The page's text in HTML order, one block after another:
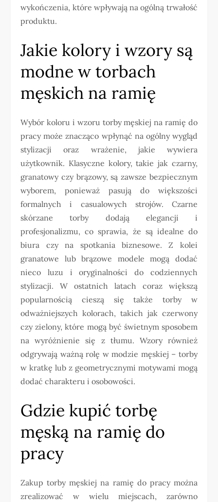
wykończenia, które wpływają na ogólną trwałość
produktu.
Jakie kolory i wzory są
modne w torbach
męskich na ramię
Wybór koloru i wzoru torby męskiej na ramię do
pracy może znacząco wpłynąć na ogólny wygląd
stylizacji oraz wrażenie, jakie wywiera
użytkownik. Klasyczne kolory, takie jak czarny,
granatowy czy brązowy, są zawsze bezpiecznym
wyborem, ponieważ pasują do większości
formalnych i casualowych strojów. Czarne
skórzane torby dodają elegancji i
profesjonalizmu, co sprawia, że są idealne do
biura czy na spotkania biznesowe. Z kolei
granatowe lub brązowe modele mogą dodać
nieco luzu i oryginalności do codziennych
stylizacji. W ostatnich latach coraz większą
popularnością cieszą się także torby w
odważniejszych kolorach, takich jak czerwony
czy zielony, które mogą być świetnym sposobem
na wyróżnienie się z tłumu. Wzory również
odgrywają ważną rolę w modzie męskiej – torby
w kratkę lub z geometrycznymi motywami mogą
dodać charakteru i osobowości.
Gdzie kupić torbę
męską na ramię do
pracy
Zakup torby męskiej na ramię do pracy można
zrealizować w wielu miejscach, zarówno